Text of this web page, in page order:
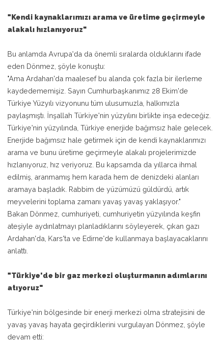
"Kendi kaynaklarımızı arama ve üretime geçirmeyle
alakalı hızlanıyoruz"
Bu anlamda Avrupa'da da önemli sıralarda olduklarını ifade
eden Dönmez, şöyle konuştu:
"Ama Ardahan'da maalesef bu alanda çok fazla bir ilerleme
kaydedememişiz. Sayın Cumhurbaşkanımız 28 Ekim'de
Türkiye Yüzyılı vizyonunu tüm ulusumuzla, halkımızla
paylaşmıştı. İnşallah Türkiye'nin yüzyılını birlikte inşa edeceğiz.
Türkiye'nin yüzyılında, Türkiye enerjide bağımsız hale gelecek.
Enerjide bağımsız hale getirmek için de kendi kaynaklarımızı
arama ve bunu üretime geçirmeyle alakalı projelerimizde
hızlanıyoruz, hız veriyoruz. Bu kapsamda da yıllarca ihmal
edilmiş, aranmamış hem karada hem de denizdeki alanları
aramaya başladık. Rabbim de yüzümüzü güldürdü, artık
meyvelerini toplama zamanı yavaş yavaş yaklaşıyor."
Bakan Dönmez, cumhuriyeti, cumhuriyetin yüzyılında keşfin
ateşiyle aydınlatmayı planladıklarını söyleyerek, çıkan gazı
Ardahan'da, Kars'ta ve Edirne'de kullanmaya başlayacaklarını
anlattı.
"Türkiye'de bir gaz merkezi oluşturmanın adımlarını
atıyoruz"
Türkiye'nin bölgesinde bir enerji merkezi olma stratejisini de
yavaş yavaş hayata geçirdiklerini vurgulayan Dönmez, şöyle
devam etti: